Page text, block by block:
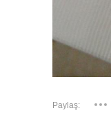
Paylaş: